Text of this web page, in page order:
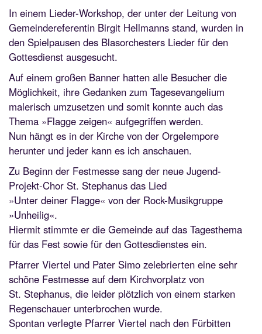
In einem Lieder-Workshop, der unter der Leitung von
Gemeindereferentin Birgit Hellmanns stand, wurden in
den Spielpausen des Blasorchesters Lieder für den
Gottesdienst ausgesucht.
Auf einem großen Banner hatten alle Besucher die
Möglichkeit, ihre Gedanken zum Tagesevangelium
malerisch umzusetzen und somit konnte auch das
Thema »Flagge zeigen« aufgegriffen werden.
Nun hängt es in der Kirche von der Orgelempore
herunter und jeder kann es ich anschauen.
Zu Beginn der Festmesse sang der neue Jugend-
Projekt-Chor St. Stephanus das Lied
»Unter deiner Flagge« von der Rock-Musikgruppe
»Unheilig«.
Hiermit stimmte er die Gemeinde auf das Tagesthema
für das Fest sowie für den Gottesdienstes ein.
Pfarrer Viertel und Pater Simo zelebrierten eine sehr
schöne Festmesse auf dem Kirchvorplatz von
St. Stephanus, die leider plötzlich von einem starken
Regenschauer unterbrochen wurde.
Spontan verlegte Pfarrer Viertel nach den Fürbitten